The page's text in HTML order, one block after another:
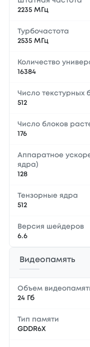
2235 МГц
Турбочастота
2535 МГц
Количество
16384
Число текстурных
512
Число блоков
176
Аппаратное
ядра)
128
Тензорные ядра
512
Версия шейдеров
6.6
Видеопамять
Объем
24 Гб
Тип памяти
GDDR6X